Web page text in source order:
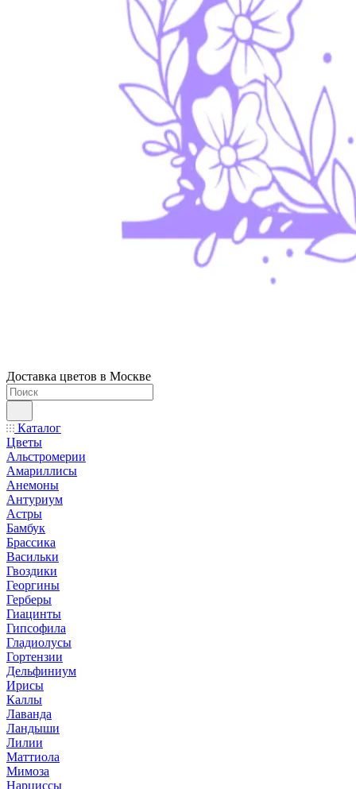
Доставка цветов в Москве
Каталог
Цветы
Альстромерии
Амариллисы
Анемоны
Антуриум
Астры
Бамбук
Брассика
Васильки
Гвоздики
Георгины
Герберы
Гиацинты
Гипсофила
Гладиолусы
Гортензии
Дельфиниум
Ирисы
Каллы
Лаванда
Ландыши
Лилии
Маттиола
Мимоза
Нарциссы